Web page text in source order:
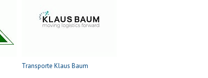
Transporte Klaus Baum